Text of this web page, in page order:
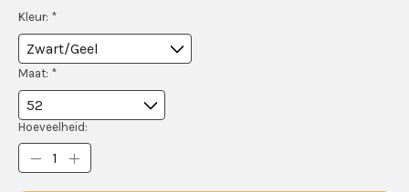
Kleur: *
Maat: *
Hoeveelheid: